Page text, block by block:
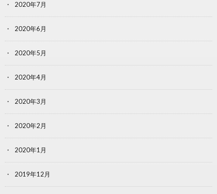
2020年7月
2020年6月
2020年5月
2020年4月
2020年3月
2020年2月
2020年1月
2019年12月